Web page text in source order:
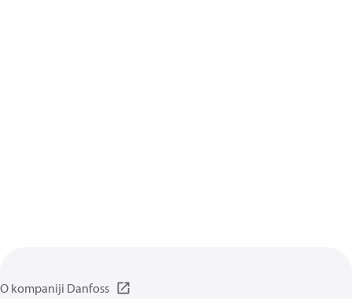
O kompaniji Danfoss